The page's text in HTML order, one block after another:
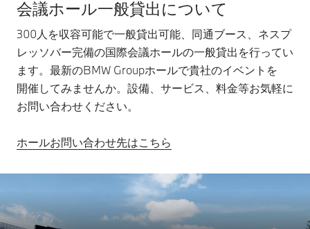
会議ホール一般貸出について
300人を収容可能で一般貸出可能、同通ブース、ネスプ
レッソバー完備の国際会議ホールの一般貸出を行ってい
ます。最新のBMW Groupホールで貴社のイベントを
開催してみませんか。設備、サービス、料金等お気軽に
お問い合わせください。
ホールお問い合わせ先はこちら